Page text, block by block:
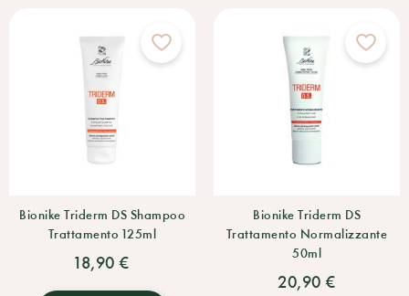
Bionike Triderm DS Shampoo
Trattamento 125ml
18,90 €
Bionike Triderm DS
Trattamento Normalizzante
50ml
20,90 €